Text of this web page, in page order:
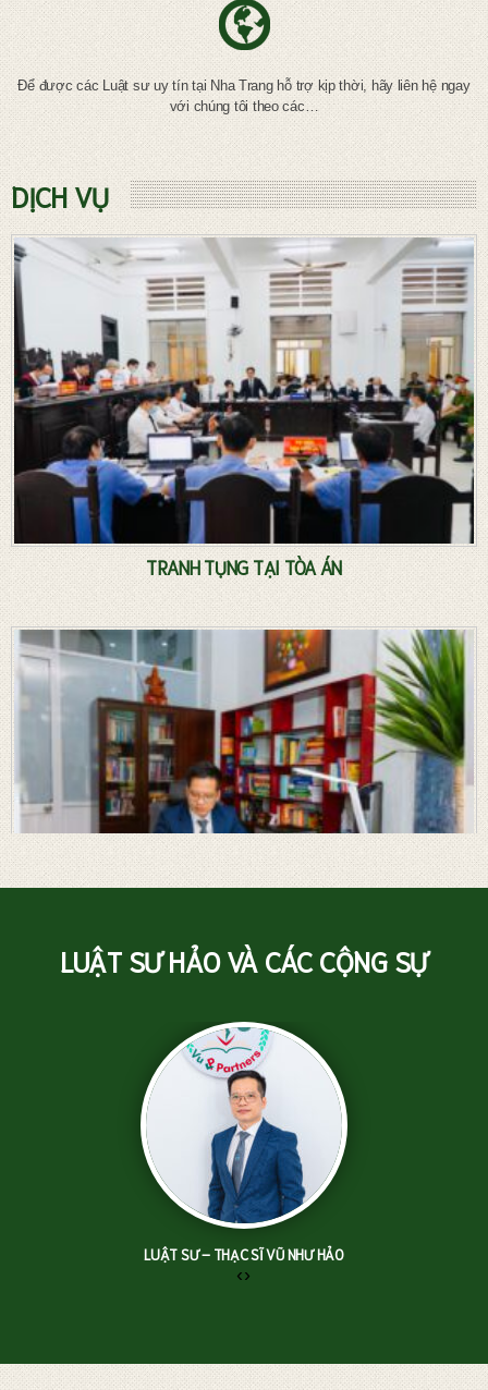
Để được các Luật sư uy tín tại Nha Trang hỗ trợ kịp thời, hãy liên hệ ngay
với chúng tôi theo các…
DỊCH VỤ
TRANH TỤNG TẠI TÒA ÁN
Luật sư riêng – Tư vấn pháp luật thường xuyên
LUẬT SƯ HẢO VÀ CÁC CỘNG SỰ
LUẬT SƯ – THẠC SĨ VŨ NHƯ HẢO
‹›